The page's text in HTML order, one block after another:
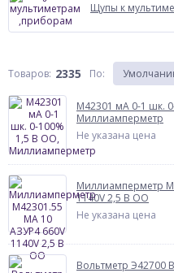
Щупы к
Товаров: 2335 По:
М42301 мА 0-1 шк.
Миллиамперметр
Не указана цена
Миллиамперметр
1140V 2,5 В ОО
Не указана цена
Вольтметр Э42700